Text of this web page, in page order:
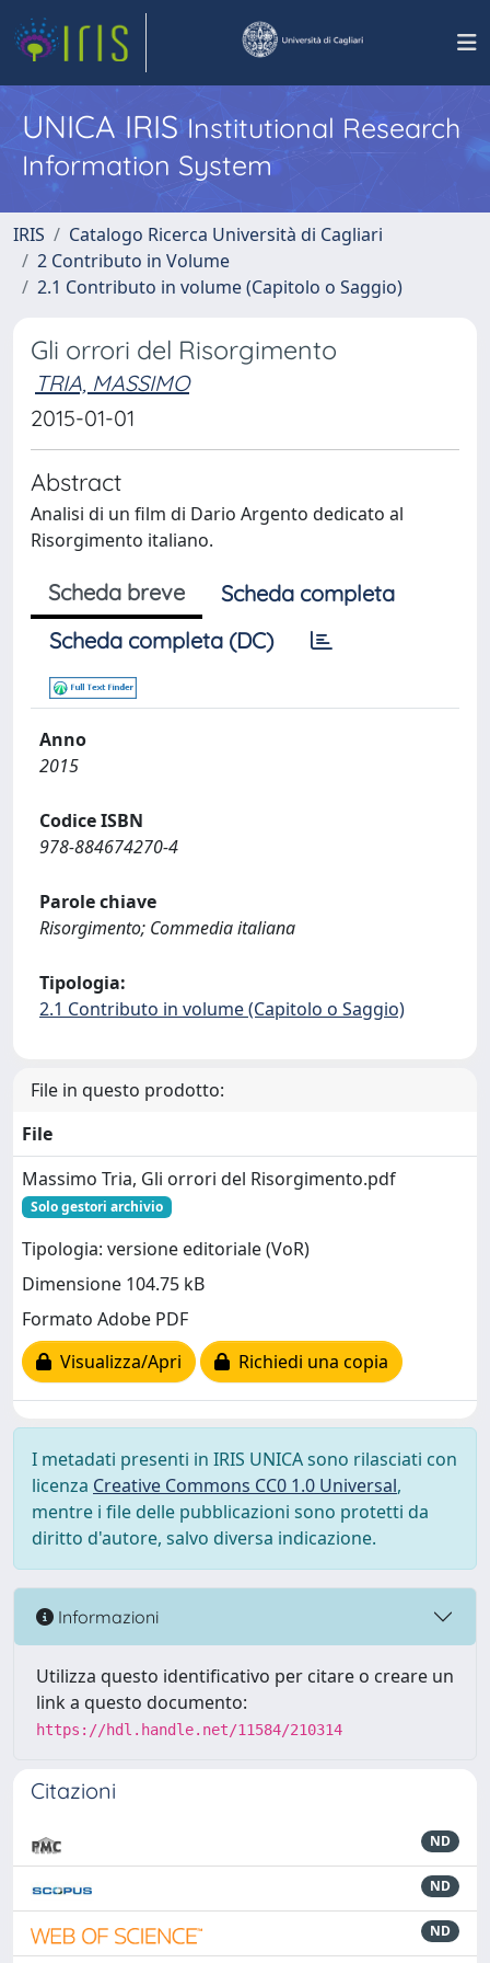
UNICA IRISInstitutional Research
Information System
IRIS
Catalogo Ricerca Università di Cagliari
2 Contributo in Volume
2.1 Contributo in volume (Capitolo o Saggio)
Gli orrori del Risorgimento
TRIA, MASSIMO
2015-01-01
Abstract
Analisi di un film di Dario Argento dedicato al
Risorgimento italiano.
Scheda breve
Scheda completa
Scheda completa (DC)
Anno
2015
Codice ISBN
978-884674270-4
Parole chiave
Risorgimento; Commedia italiana
Tipologia:
2.1 Contributo in volume (Capitolo o Saggio)
File in questo prodotto:
File
Massimo Tria, Gli orrori del Risorgimento.pdf
Solo gestori archivio
Tipologia: versione editoriale (VoR)
Dimensione 104.75 kB
Formato Adobe PDF
Visualizza/Apri
Richiedi una copia
I metadati presenti in IRIS UNICA sono rilasciati con
licenza Creative Commons CC0 1.0 Universal,
mentre i file delle pubblicazioni sono protetti da
diritto d'autore, salvo diversa indicazione.
Informazioni
Utilizza questo identificativo per citare o creare un
link a questo documento:
https://hdl.handle.net/11584/210314
Citazioni
ND
ND
ND